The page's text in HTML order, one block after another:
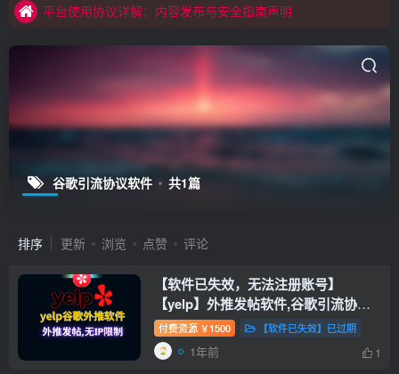
平台使用协议详解：内容发布与安全指南声明
谷歌引流协议软件 共1篇
排序 更新 浏览 点赞 评论
【软件已失效，无法注册账号】
【yelp】外推发帖软件,谷歌引流协议
软件,搜索seo排名优化,收录快,排名高
付费资源 ￥ 1500 【软件已失效】已过期
1年前 1